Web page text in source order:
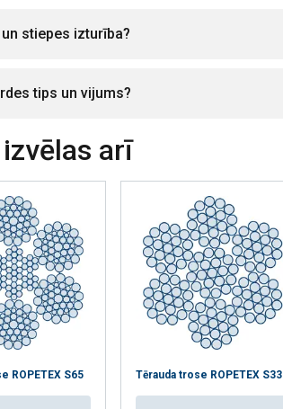
stiepes izturība?
tips un vijums?
arī
ROPETEX S65 Tērauda trose ROPETEX S33